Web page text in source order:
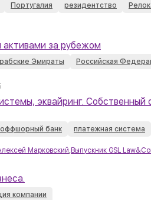
Португалия резидентство
активами за рубежом
Эмираты
Российская
эквайринг. Собственный
оффшорный банк платежная система
Марковский,Выпускник GSL
компании